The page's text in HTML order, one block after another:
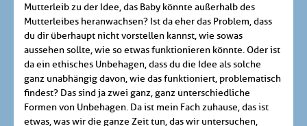
Mutterleib zu der Idee, das Baby könnte außerhalb des
Mutterleibes heranwachsen? Ist da eher das Problem, dass
du dir überhaupt nicht vorstellen kannst, wie sowas
aussehen sollte, wie so etwas funktionieren könnte. Oder ist
da ein ethisches Unbehagen, dass du die Idee als solche
ganz unabhängig davon, wie das funktioniert, problematisch
findest? Das sind ja zwei ganz, ganz unterschiedliche
Formen von Unbehagen. Da ist mein Fach zuhause, das ist
etwas, was wir die ganze Zeit tun, das wir untersuchen,